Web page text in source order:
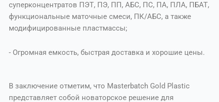
суперконцентратов ПЭТ, ПЭ, ПП, АБС, ПС, ПА, ПЛА, ПБАТ,
функциональные маточные смеси, ПК/АБС, а также
модифицированные пластмассы;
- Огромная емкость, быстрая доставка и хорошие цены.
В заключение отметим, что Masterbatch Gold Plastic
представляет собой новаторское решение для